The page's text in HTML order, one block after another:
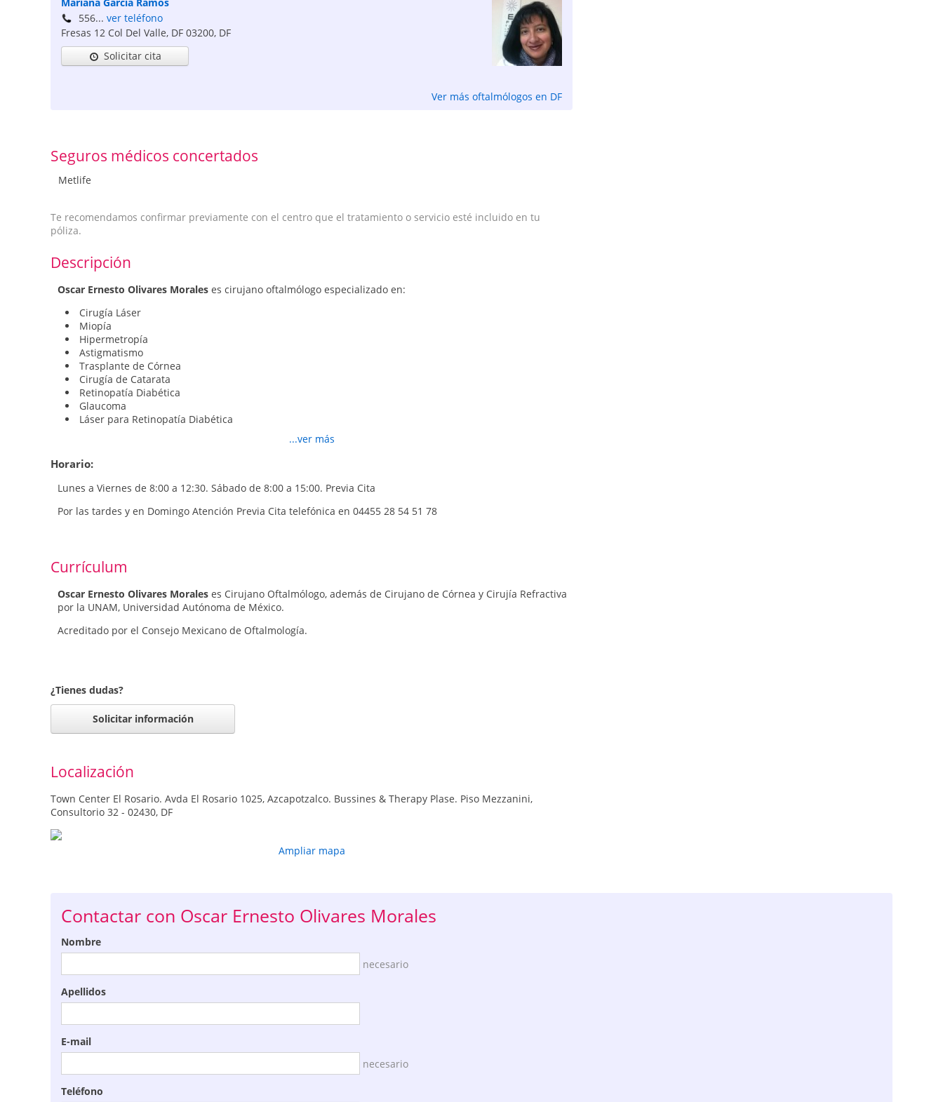
556... ver teléfono
Fresas 12 Col Del Valle, DF 03200, DF
Solicitar cita
Ver más oftalmólogos en DF
Seguros médicos concertados
Metlife
Te recomendamos confirmar previamente con el centro que el tratamiento o servicio esté incluido en tu
póliza.
Descripción
Oscar Ernesto Olivares Morales es cirujano oftalmólogo especializado en:
Cirugía Láser
Miopía
Hipermetropía
Astigmatismo
Trasplante de Córnea
Cirugía de Catarata
Retinopatía Diabética
Glaucoma
Láser para Retinopatía Diabética
Córnea
Etc
...ver más
Horario:
Lunes a Viernes de 8:00 a 12:30. Sábado de 8:00 a 15:00. Previa Cita
Por las tardes y en Domingo Atención Previa Cita telefónica en 04455 28 54 51 78
Currículum
Oscar Ernesto Olivares Morales es Cirujano Oftalmólogo, además de Cirujano de Córnea y Cirujía Refractiva
por la UNAM, Universidad Autónoma de México.
Acreditado por el Consejo Mexicano de Oftalmología.
¿Tienes dudas?
Solicitar información
Localización
Town Center El Rosario. Avda El Rosario 1025, Azcapotzalco. Bussines & Therapy Plase. Piso Mezzanini,
Consultorio 32 - 02430, DF
Ampliar mapa
Contactar con Oscar Ernesto Olivares Morales
Nombre
necesario
Apellidos
E-mail
necesario
Teléfono